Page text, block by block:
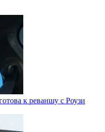
к реваншу с Роузи